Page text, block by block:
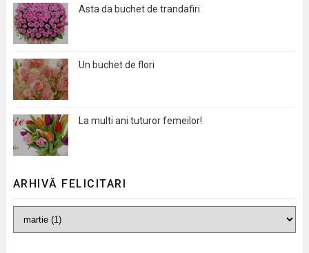
Asta da buchet de trandafiri
Un buchet de flori
La multi ani tuturor femeilor!
ARHIVĂ FELICITARI